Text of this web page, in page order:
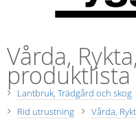
Vårda,
produktlista
Lantbruk, Trädgård och skog
Rid utrustning
Vårda,